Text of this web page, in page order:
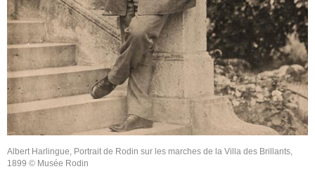
Albert Harlingue, Portrait de Rodin sur les marches de la Villa des Brillants,
1899 © Musée Rodin